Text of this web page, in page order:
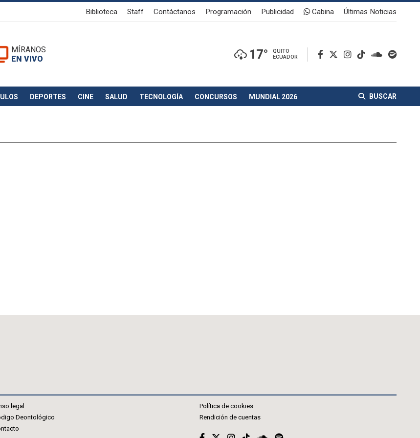
Biblioteca Staff Contáctanos Programación Publicidad Cabina Últimas Noticias
MÍRANOS
EN VIVO
17°
QUITO
ECUADOR
DEPORTES CINE SALUD TECNOLOGÍA CONCURSOS MUNDIAL 2026 BUSCAR
legal
Deontológico
Política de cookies
Rendición de cuentas